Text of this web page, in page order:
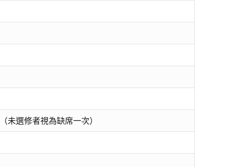
未選修者視為缺席一次）